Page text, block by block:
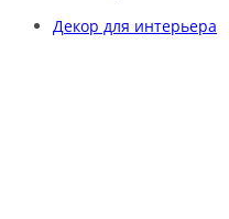
Декор для интерьера